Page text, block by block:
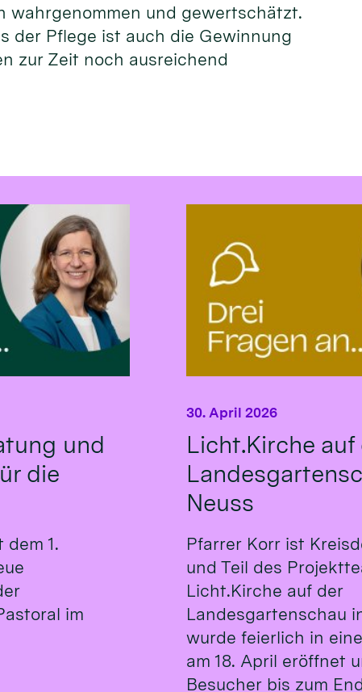
wahrgenommen und gewertschätzt.
der Pflege ist auch die Gewinnung
zur Zeit noch ausreichend
und
die
1.
im
Licht.Kirche auf
Neuss
30. April 2026
Pfarrer Korr ist
und Teil des
Licht.Kirche auf der
Landesgartenschau
wurde feierlich in
am 18. April eröffnet
Besucher bis zum